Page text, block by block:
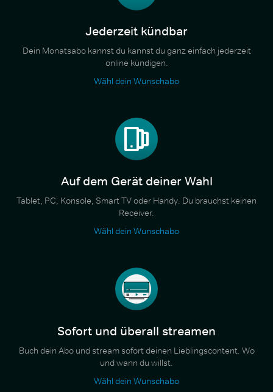
Jederzeit kündbar
Dein Monatsabo kannst du kannst du ganz einfach jederzeit
online kündigen.
Wähl dein Wunschabo
Auf dem Gerät deiner Wahl
Tablet, PC, Konsole, Smart TV oder Handy. Du brauchst keinen
Receiver.
Wähl dein Wunschabo
Sofort und überall streamen
Buch dein Abo und stream sofort deinen Lieblingscontent. Wo
und wann du willst.
Wähl dein Wunschabo